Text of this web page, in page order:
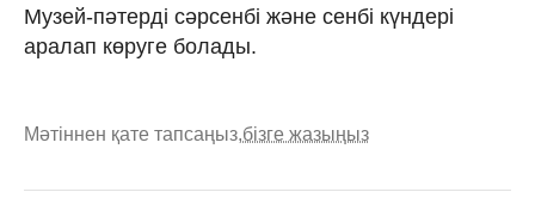
Музей-пәтерді сәрсенбі және сенбі күндері
аралап көруге болады.
Мәтіннен қате тапсаңыз,бізге жазыңыз